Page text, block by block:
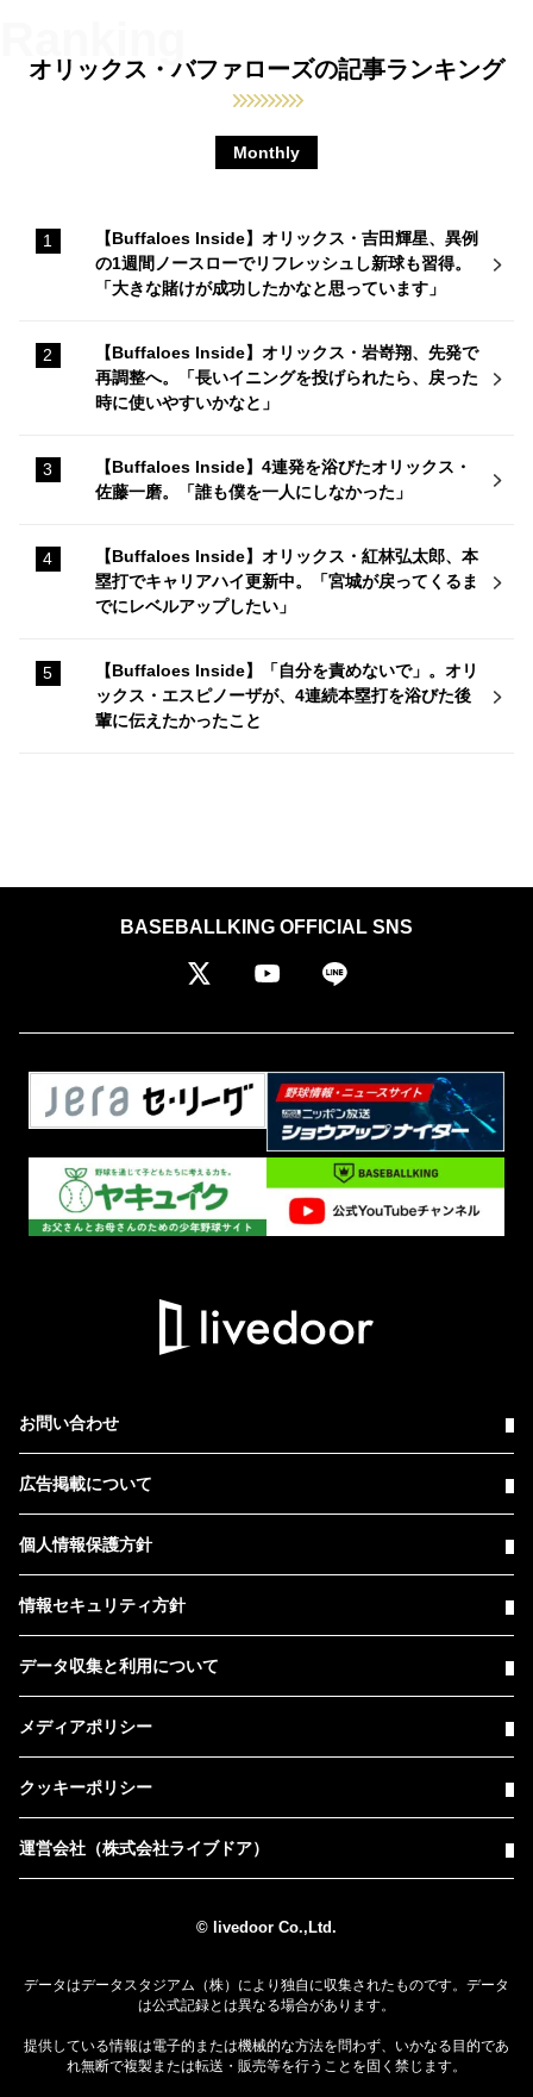
オリックス・バファローズの記事ランキング
Monthly
【Buffaloes Inside】オリックス・吉田輝星、異例
の1週間ノースローでリフレッシュし新球も習得。
「大きな賭けが成功したかなと思っています」
【Buffaloes Inside】オリックス・岩嵜翔、先発で
再調整へ。「長いイニングを投げられたら、戻った
時に使いやすいかなと」
【Buffaloes Inside】4連発を浴びたオリックス・
佐藤一磨。「誰も僕を一人にしなかった」
【Buffaloes Inside】オリックス・紅林弘太郎、本
塁打でキャリアハイ更新中。「宮城が戻ってくるま
でにレベルアップしたい」
【Buffaloes Inside】「自分を責めないで」。オリ
ックス・エスピノーザが、4連続本塁打を浴びた後
輩に伝えたかったこと
BASEBALLKING OFFICIAL SNS
お問い合わせ
広告掲載について
個人情報保護方針
情報セキュリティ方針
データ収集と利用について
メディアポリシー
クッキーポリシー
運営会社（株式会社ライブドア）
© livedoor Co.,Ltd.
データはデータスタジアム（株）により独自に収集されたものです。データ
は公式記録とは異なる場合があります。
提供している情報は電子的または機械的な方法を問わず、いかなる目的であ
れ無断で複製または転送・販売等を行うことを固く禁じます。